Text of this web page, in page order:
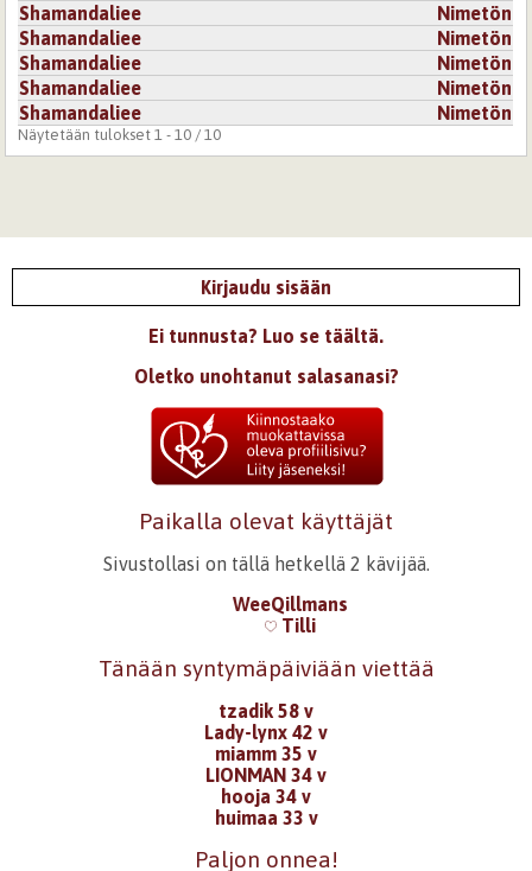
Shamandaliee
Nimetön
Shamandaliee
Nimetön
Shamandaliee
Nimetön
Shamandaliee
Nimetön
Shamandaliee
Nimetön
Näytetään tulokset 1 - 10 / 10
Kirjaudu sisään
Ei tunnusta? Luo se täältä.
Oletko unohtanut salasanasi?
Paikalla olevat käyttäjät
Sivustollasi on tällä hetkellä 2 kävijää.
WeeQillmans
Tilli
Tänään syntymäpäiviään viettää
tzadik 58 v
Lady-lynx 42 v
miamm 35 v
LIONMAN 34 v
hooja 34 v
huimaa 33 v
Paljon onnea!